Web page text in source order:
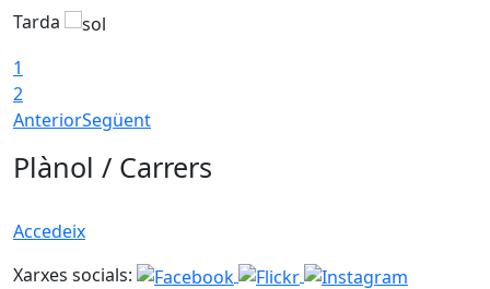
Tarda
1
2
AnteriorSegüent
Plànol / Carrers
Accedeix
Xarxes socials: